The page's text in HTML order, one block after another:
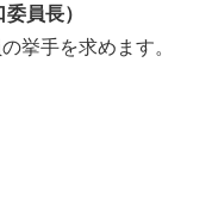
員長）
挙手を求めます。